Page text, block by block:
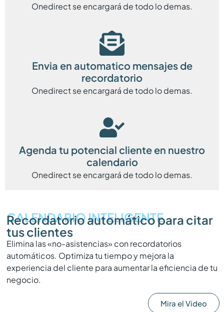
Onedirect se encargará de todo lo demas.
Envia en automatico mensajes de
recordatorio
Onedirect se encargará de todo lo demas.
Agenda tu potencial cliente en nuestro
calendario
Onedirect se encargará de todo lo demas.
CALENDARIO INTELIGENTE
Recordatorio automático para citar
tus clientes
Elimina las «no-asistencias» con recordatorios
automáticos. Optimiza tu tiempo y mejora la
experiencia del cliente para aumentar la eficiencia de tu
negocio.
Mira el Video